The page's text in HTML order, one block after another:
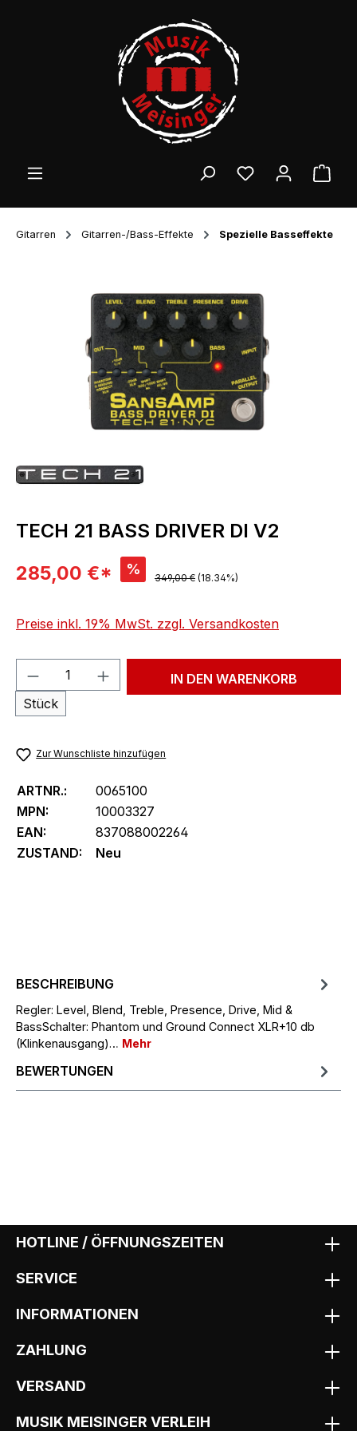
Gitarren Gitarren-/Bass-Effekte Spezielle Basseffekte
TECH 21 BASS DRIVER DI V2
Verkaufspreis:
285,00 €* % Regulärer Preis:
349,00 € (18.34%)
Preise inkl. 19% MwSt. zzgl. Versandkosten
Produkt Anzahl: Gib den
Stück
IN DEN WARENKORB
Zur Wunschliste hinzufügen
ARTNR.:
0065100
MPN:
10003327
EAN:
837088002264
ZUSTAND:
Neu
BESCHREIBUNG
Regler: Level, Blend, Treble, Presence, Drive, Mid &
BassSchalter: Phantom und Ground Connect XLR+10 db
(Klinkenausgang)… Mehr
BEWERTUNGEN
HOTLINE / ÖFFNUNGSZEITEN
SERVICE
INFORMATIONEN
ZAHLUNG
VERSAND
MUSIK MEISINGER VERLEIH